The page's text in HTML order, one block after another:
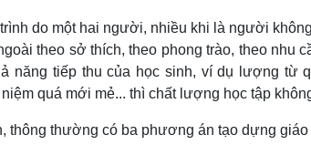
do một hai người, nhiều khi là người
theo sở thích, theo phong trào, theo nhu
năng tiếp thu của học sinh, ví dụ lượng từ
quá mới mẻ... thì chất lượng học tập
thông thường có ba phương án tạo dựng giáo